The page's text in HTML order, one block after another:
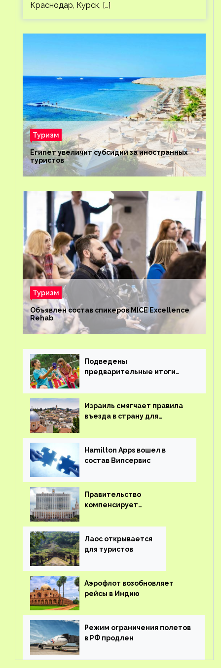
Краснодар, Курск, […]
Туризм
Египет увеличит субсидии за иностранных
туристов
Туризм
Объявлен состав спикеров MICE Excellence
Rehab
Подведены
предварительные итоги
Израиль смягчает правила
въезда в страну для
Hamilton Apps вошел в
состав Випсервис
Правительство
компенсирует
вывоз россиян из-за рубежа
Лаос открывается
для туристов
Аэрофлот возобновляет
рейсы в Индию
Режим ограничения полетов
в РФ продлен